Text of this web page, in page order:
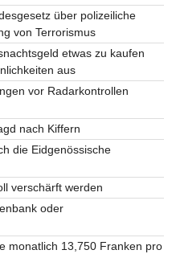
über polizeiliche
von Terrorismus
etwas zu kaufen
aus
vor Radarkontrollen
nach Kiffern
die Eidgenössische
verschärft werden
oder
monatlich 13,750 Franken pro